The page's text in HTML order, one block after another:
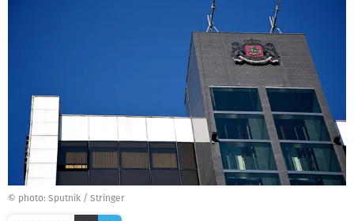
© photo: Sputnik / Stringer